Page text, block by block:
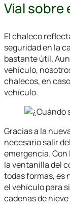
Vial
El chaleco
seguridad en la
bastante útil.
vehículo,
chalecos, en
vehículo.
Gracias a la
necesario salir
emergencia. Con
la ventanilla del
todas formas, es
el vehículo para
cadenas de